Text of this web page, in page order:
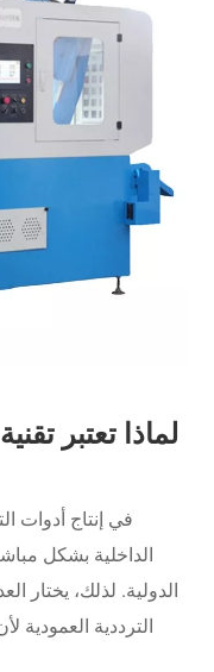
لماذا تعتبر
في إنتاج أدوات
الداخلية بشكل
الدولية. لذلك، يختار
الترددية العمودية